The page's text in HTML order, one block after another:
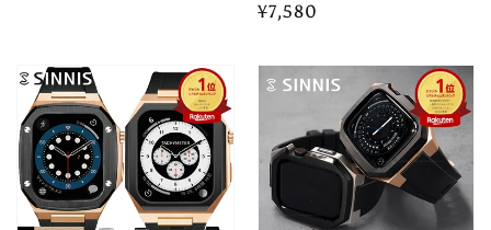
通
価
格
¥7,580